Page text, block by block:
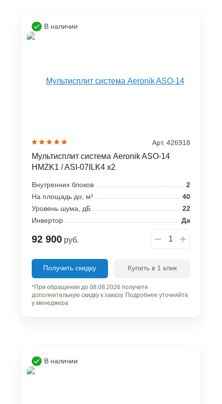
В наличии
Арт. 426918
Мультисплит система Aeronik ASO-14
HMZK1 / ASI-07ILK4 x2
Внутренних блоков
2
На площадь до, м²
40
Уровень шума, дБ
22
Инвертор
Да
92 900 руб.
Получить скидку Купить в 1 клик
*При обращении до 08.08.2026 получите
дополнительную скидку к заказу. Подробнее уточняйте
у менеджера
В наличии